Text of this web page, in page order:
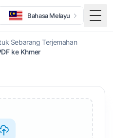
Bahasa Melayu
Sebarang Terjemahan
ke Khmer